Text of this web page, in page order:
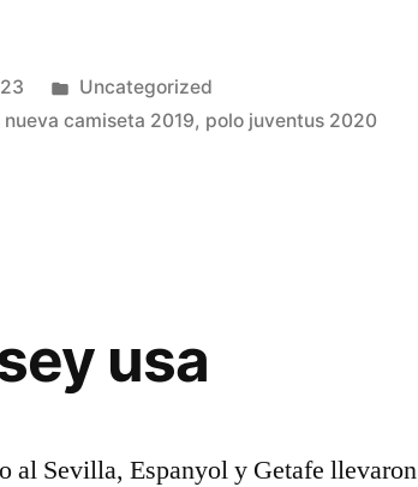
Publicado
en
Uncategorized
camiseta 2019, polo juventus 2020
usa
al Sevilla, Espanyol y Getafe llevaron